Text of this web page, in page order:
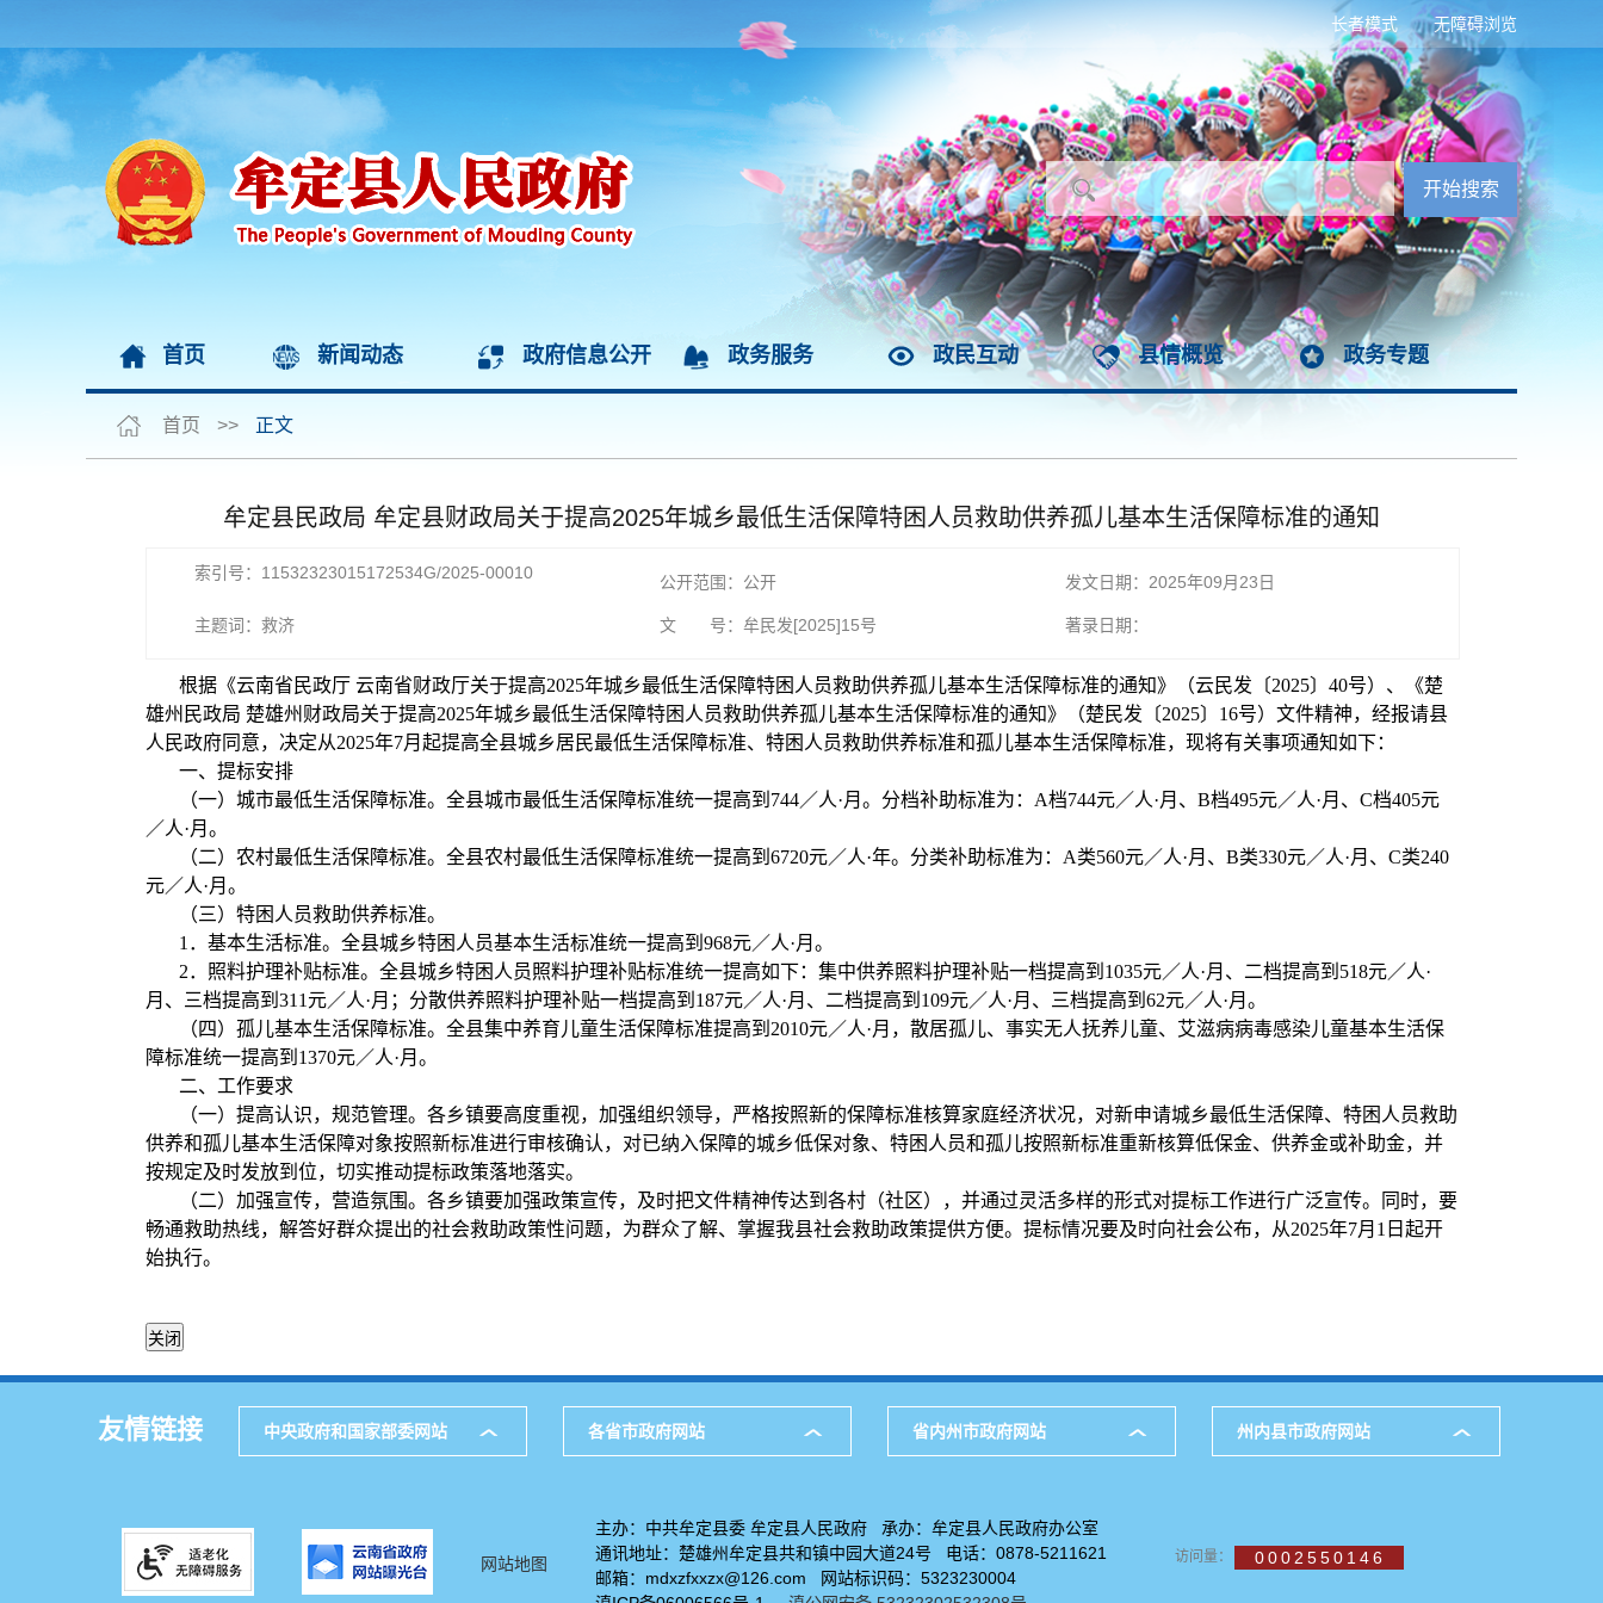
无障碍浏览
长者模式
首页 新闻动态 政府信息公开 政务服务 政民互动 县情概览 政务专题
首页 >> 正文
牟定县民政局 牟定县财政局关于提高2025年城乡最低生活保障特困人员救助供养孤儿基本生活保障标准的通知
索引号：11532323015172534G/2025-00010 公开范围：公开 发文日期：2025年09月23日
主题词：救济 文 号：牟民发[2025]15号 著录日期：
根据《云南省民政厅 云南省财政厅关于提高2025年城乡最低生活保障特困人员救助供养孤儿基本生活保障标准的通知》（云民发〔2025〕40号）、《楚
雄州民政局 楚雄州财政局关于提高2025年城乡最低生活保障特困人员救助供养孤儿基本生活保障标准的通知》（楚民发〔2025〕16号）文件精神，经报请县
人民政府同意，决定从2025年7月起提高全县城乡居民最低生活保障标准、特困人员救助供养标准和孤儿基本生活保障标准，现将有关事项通知如下：
一、提标安排
（一）城市最低生活保障标准。全县城市最低生活保障标准统一提高到744／人·月。分档补助标准为：A档744元／人·月、B档495元／人·月、C档405元
／人·月。
（二）农村最低生活保障标准。全县农村最低生活保障标准统一提高到6720元／人·年。分类补助标准为：A类560元／人·月、B类330元／人·月、C类240
元／人·月。
（三）特困人员救助供养标准。
1．基本生活标准。全县城乡特困人员基本生活标准统一提高到968元／人·月。
2．照料护理补贴标准。全县城乡特困人员照料护理补贴标准统一提高如下：集中供养照料护理补贴一档提高到1035元／人·月、二档提高到518元／人·
月、三档提高到311元／人·月；分散供养照料护理补贴一档提高到187元／人·月、二档提高到109元／人·月、三档提高到62元／人·月。
（四）孤儿基本生活保障标准。全县集中养育儿童生活保障标准提高到2010元／人·月，散居孤儿、事实无人抚养儿童、艾滋病病毒感染儿童基本生活保
障标准统一提高到1370元／人·月。
二、工作要求
（一）提高认识，规范管理。各乡镇要高度重视，加强组织领导，严格按照新的保障标准核算家庭经济状况，对新申请城乡最低生活保障、特困人员救助
供养和孤儿基本生活保障对象按照新标准进行审核确认，对已纳入保障的城乡低保对象、特困人员和孤儿按照新标准重新核算低保金、供养金或补助金，并
按规定及时发放到位，切实推动提标政策落地落实。
（二）加强宣传，营造氛围。各乡镇要加强政策宣传，及时把文件精神传达到各村（社区），并通过灵活多样的形式对提标工作进行广泛宣传。同时，要
畅通救助热线，解答好群众提出的社会救助政策性问题，为群众了解、掌握我县社会救助政策提供方便。提标情况要及时向社会公布，从2025年7月1日起开
始执行。
友情链接 中央政府和国家部委网站 各省市政府网站 省内州市政府网站 州内县市政府网站
网站地图
主办：中共牟定县委 牟定县人民政府 承办：牟定县人民政府办公室
通讯地址：楚雄州牟定县共和镇中园大道24号 电话：0878-5211621
邮箱：mdxzfxxzx@126.com 网站标识码：5323230004
访问量： 0002550146